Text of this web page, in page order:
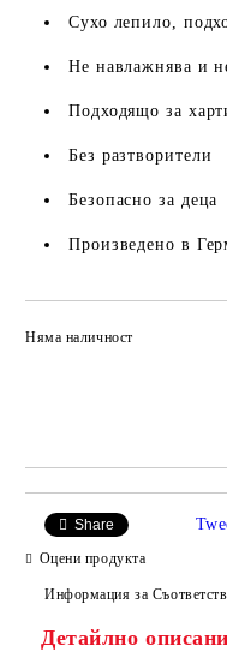
Сухо лепило,
Не навлажнява и
Подходящо за
Без разтворители
Безопасно за деца
Произведено в
Няма наличност
Share
Оцени продукта
Информация за
Детайлно